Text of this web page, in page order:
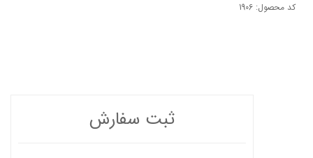
کد محصول: 1906
ثبت سفارش